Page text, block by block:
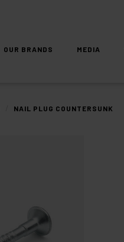
OUR BRANDS MEDIA
NAIL PLUG COUNTERSUNK